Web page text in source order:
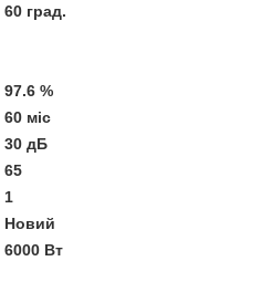
60 град.
97.6 %
60 міс
30 дБ
65
1
Новий
6000 Вт